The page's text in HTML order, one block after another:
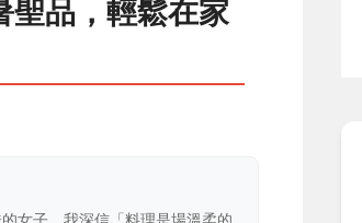
聖品，輕鬆在家
女子。我深信「料理是場溫柔的